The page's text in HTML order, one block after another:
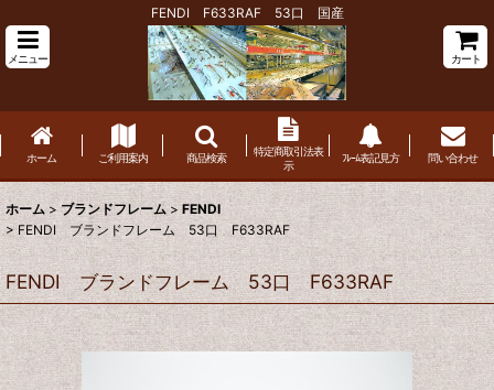
FENDI F633RAF 53口 国産
メニュー カート
ホーム ご利用案内 商品検索
特定商取引法表
示
ﾌﾚｰﾑ表記見方 問い合わせ
ホーム > ブランドフレーム > FENDI
> FENDI ブランドフレーム 53口 F633RAF
FENDI ブランドフレーム 53口 F633RAF